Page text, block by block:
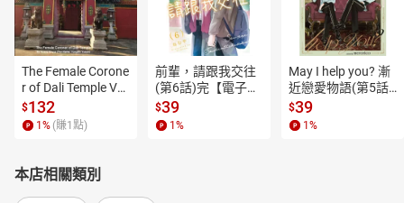
The Female Corone
r of Dali Temple Vo
l.6【有聲書】
$132
1 % (賺1 點)
前輩，請跟我交往
(第6話)完【電子
書】
$39
1 %
May I help you? 漸
近戀愛物語(第5話)
【電子書】
$39
1 %
本店相關類別